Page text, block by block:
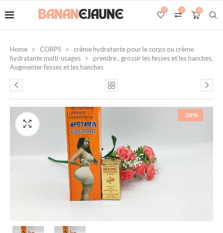
0
0
0
Home CORPS
crème hydratante pour le corps ou crème
hydratante multi-usages
prendre , grossir les fesses et les hanches,
Augmenter fesses et les hanches
-29%